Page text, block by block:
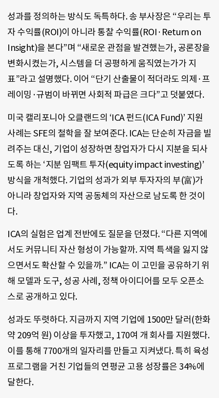
성과를 정의하는 방식도 독특하다. 송 부사장은 “우리는 투
자 수익률(ROI)이 아니라 통찰 수익률(ROI·Return on
Insight)을 본다”며 “새로운 관점을 발견했는가, 공론장을
변화시켰는가, 시스템을 더 공평하게 움직였는가가 지
표”라고 설명했다. 이어 “단기 산출물이 적더라도 의제·프
레이밍·규범이 바뀌면 사회적 파급은 크다”고 덧붙였다.
미국 캘리포니아 오클랜드의 ‘ICA 펀드(ICA Fund)’ 지원
사례는 SFE의 철학을 잘 보여준다. ICA는 단순히 자금을 빌
려주는 대신, 기업이 성장하면 창업자가 다시 지분을 되사
도록 하는 ‘지분 임팩트 투자(equity impact investing)’
방식을 개척했다. 기업의 성과가 외부 투자자의 부(富)가
아니라 창업자와 지역 공동체의 자산으로 남도록 한 것이
다.
ICA의 실험은 업계 전반에도 질문을 던졌다. “다른 지역에
서도 커뮤니티 자산 형성이 가능할까. 지역 특색을 잃지 않
으면서도 확산할 수 있을까.” ICA는 이 고민을 공유하기 위
해 모델과 도구, 성공 사례, 정책 아이디어를 모두 오픈소
스로 공개하고 있다.
성과도 뚜렷하다. 지금까지 지역 기업에 1500만 달러(한화
약 209억 원) 이상을 투자했고, 170여 개 회사를 지원했다.
이를 통해 7700개의 일자리를 만들고 지켜냈다. 특히 육성
프로그램을 거친 기업들의 연평균 고용 성장률은 34%에
달한다.